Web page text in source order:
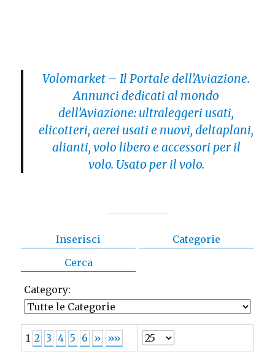
Volomarket – Il Portale dell’Aviazione.
Annunci dedicati al mondo
dell’Aviazione: ultraleggeri usati,
elicotteri, aerei usati e nuovi, deltaplani,
alianti, volo libero e accessori per il
volo. Usato per il volo.
Inserisci
Categorie
Cerca
Category:
1 2 3 4 5 6 » »»